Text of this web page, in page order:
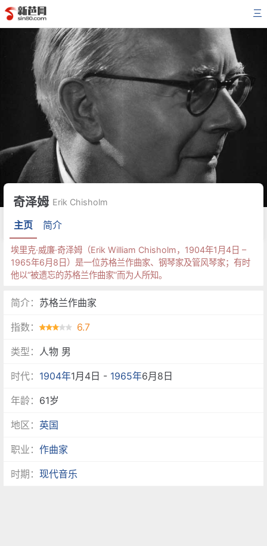
三
奇泽姆 Erik Chisholm
主页 简介
埃里克·威廉·奇泽姆（Erik William Chisholm，1904年1月4日 –
1965年6月8日）是一位苏格兰作曲家、钢琴家及管风琴家；有时
他以“被遗忘的苏格兰作曲家”而为人所知。
简介： 苏格兰作曲家
指数： 6.7
类型： 人物 男
时代： 1904年1月4日 - 1965年6月8日
年龄： 61岁
地区： 英国
职业：作曲家
时期：现代音乐